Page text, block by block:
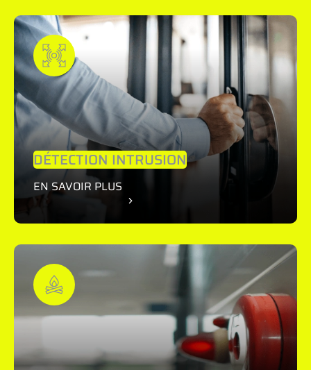
DÉTECTION INTRUSION
EN SAVOIR PLUS